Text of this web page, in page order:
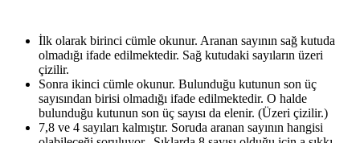
İlk olarak birinci cümle okunur. Aranan sayının sağ kutuda
olmadığı ifade edilmektedir. Sağ kutudaki sayıların üzeri
çizilir.
Sonra ikinci cümle okunur. Bulunduğu kutunun son üç
sayısından birisi olmadığı ifade edilmektedir. O halde
bulunduğu kutunun son üç sayısı da elenir. (Üzeri çizilir.)
7,8 ve 4 sayıları kalmıştır. Soruda aranan sayının hangisi